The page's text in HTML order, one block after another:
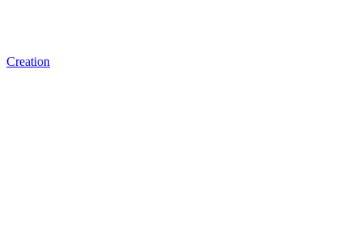
Creation